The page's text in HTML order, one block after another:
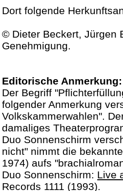
Dort folgende
© Dieter Beckert, Jürgen
Genehmigung.
Editorische Anmerkung:
Der Begriff
folgender Anmerkung
Volkskammerwahlen".
damaliges
Duo Sonnenschirm
nicht" nimmt die
1974) aufs
Duo Sonnenschirm: Live
Records 1111 (1993).